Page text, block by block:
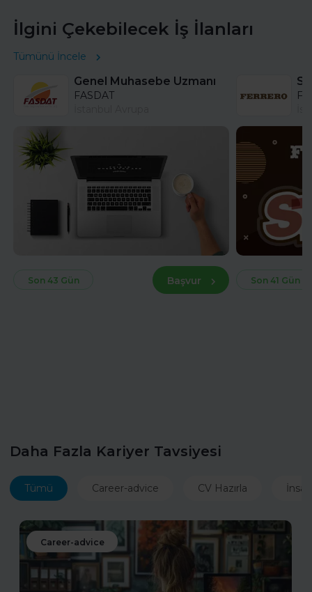
İlgini Çekebilecek İş İlanları
Tümünü İncele
Genel Muhasebe Uzmanı
FASDAT
Son 43 Gün Başvur Son 41 Gün
Daha Fazla Kariyer Tavsiyesi
Tümü Career-advice CV Hazırla
Career-advice